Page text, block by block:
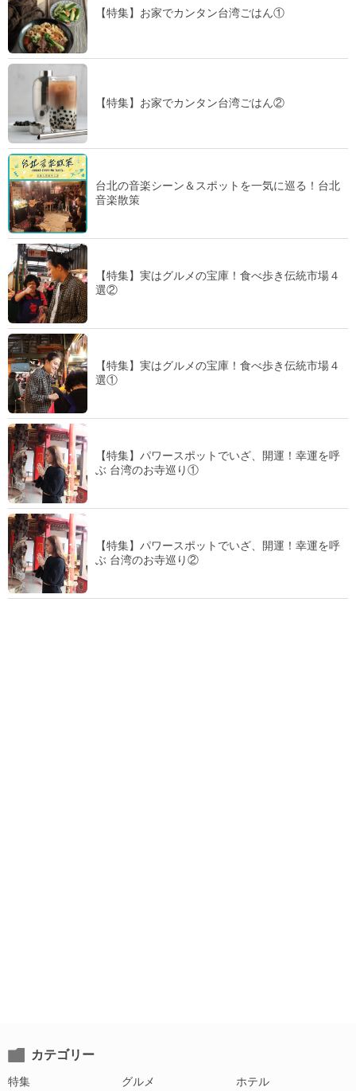
【特集】お家でカンタン台湾ごはん①
【特集】お家でカンタン台湾ごはん②
台北の音楽シーン＆スポットを一気に巡る！台北
音楽散策
【特集】実はグルメの宝庫！食べ歩き伝統市場４
選②
【特集】実はグルメの宝庫！食べ歩き伝統市場４
選①
【特集】パワースポットでいざ、開運！幸運を呼
ぶ 台湾のお寺巡り①
【特集】パワースポットでいざ、開運！幸運を呼
ぶ 台湾のお寺巡り②
カテゴリー
特集 グルメ ホテル